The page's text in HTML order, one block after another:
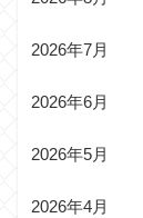
2026年7月
2026年6月
2026年5月
2026年4月